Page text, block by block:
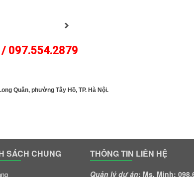
097.554.2879
Quân, phường Tây Hồ, TP. Hà Nội.
SÁCH CHUNG THÔNG TIN LIÊN HỆ
Quản lý dự án: Ms. Minh: